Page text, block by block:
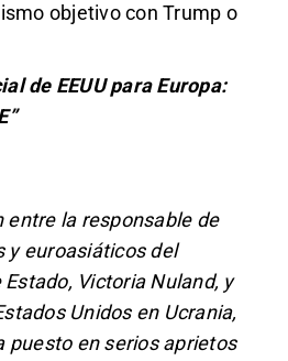
objetivo con Trump o
de EEUU para Europa:
entre la responsable de
y euroasiáticos del
Victoria Nuland, y
Unidos en Ucrania,
puesto en serios aprietos